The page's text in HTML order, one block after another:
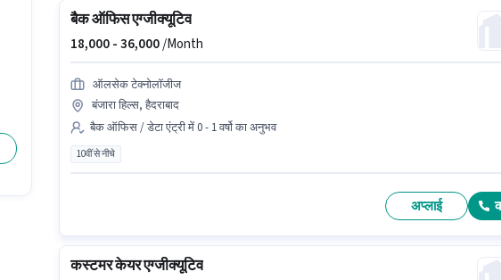
बैक ऑफिस एग्जीक्यूटिव
18,000 -36,000/Month
ऑलसेक टेक्नोलॉजीज
बंजारा हिल्स, हैदराबाद
बैक ऑफिस / डेटा एंट्री में 0 - 1 वर्षो का अनुभव
10वीं से नीचे
अप्लाई
कस्टमर केयर एग्जीक्यूटिव